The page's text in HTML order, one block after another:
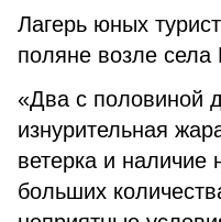
Лагерь юных
поляне возле села
⁣«Два с половиной
изнурительная
ветерка и наличие
больших